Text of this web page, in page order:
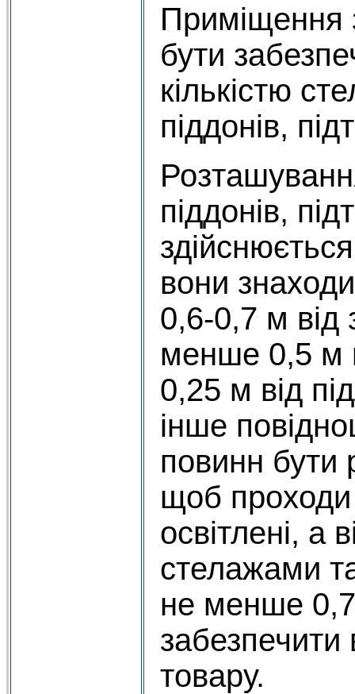
Приміщення
бути
кількістю
піддонів,
піддонів,
вони
0,6-0,7 м від
менше 0,5 м
0,25 м від
інше
повинн бути
щоб
освітлені, а
стелажами
не менше
забезпечити
товару.